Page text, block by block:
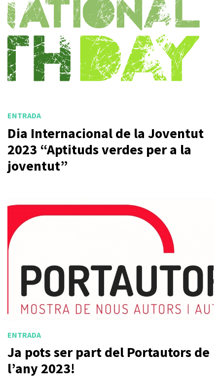
ENTRADA
Dia Internacional de la Joventut
2023 “Aptituds verdes per a la
joventut”
ENTRADA
Ja pots ser part del Portautors de
l’any 2023!